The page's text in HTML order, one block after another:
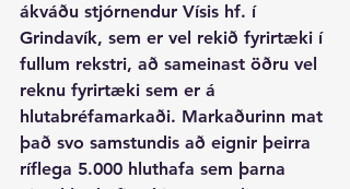
ákváðu stjórnendur Vísis hf. í
Grindavík, sem er vel rekið fyrirtæki í
fullum rekstri, að sameinast öðru vel
reknu fyrirtæki sem er á
hlutabréfamarkaði. Markaðurinn mat
það svo samstundis að eignir þeirra
ríflega 5.000 hluthafa sem þarna